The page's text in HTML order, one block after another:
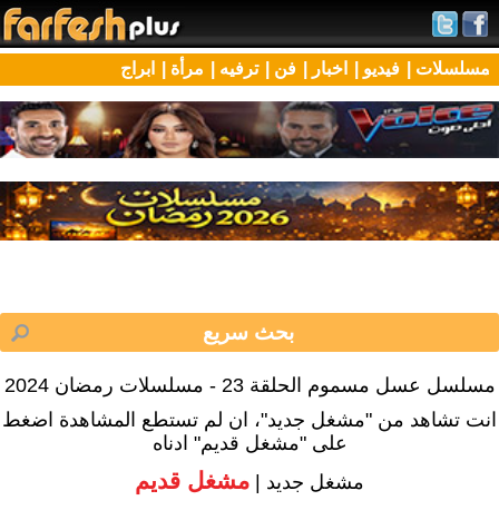
مسلسلات | فيديو | اخبار | فن | ترفيه | مرأة | ابراج
مسلسل عسل مسموم الحلقة 23 - مسلسلات رمضان 2024
انت تشاهد من "مشغل جديد"، ان لم تستطع المشاهدة اضغط
على "مشغل قديم" ادناه
مشغل جديد | مشغل قديم